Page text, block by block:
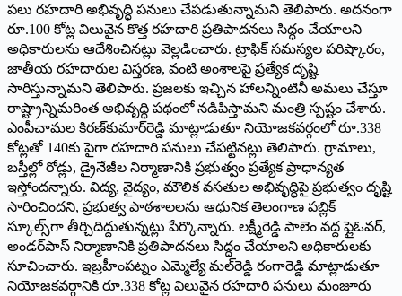
పలు రహదారి అభివృద్ధి పనులు చేపడుతున్నామని తెలిపారు. అదనంగా
రూ.100 కోట్ల విలువైన కొత్త రహదారి ప్రతిపాదనలు సిద్ధం చేయాలని
అధికారులను ఆదేశించినట్లు వెల్లడించారు. ట్రాఫిక్‌ ‌సమస్యల పరిష్కారం,
జాతీయ రహదారుల విస్తరణ, వంటి అంశాలపై ప్రత్యేక దృష్టి
సారిస్తున్నామని తెలిపారు. ప్రజలకు ఇచ్చిన హాలన్నింటినీ అమలు చేస్తూ
రాష్ట్రాన్నిమరింత అభివృద్ధి పథంలో నడిపిస్తామని మంత్రి స్పష్టం చేశారు.
ఎంపీచామల కిరణ్‌కుమార్‌రెడ్డి మాట్లాడుతూ నియోజకవర్గంలో రూ.338
కోట్లతో 140కు పైగా రహదారి పనులు చేపట్టినట్లు తెలిపారు. గ్రామాలు,
బస్తీల్లో రోడ్లు, డ్రైనేజీల నిర్మాణానికి ప్రభుత్వం ప్రత్యేక ప్రాధాన్యత
ఇస్తోందన్నారు. విద్య, వైద్యం, మౌలిక వసతుల అభివృద్ధిపై ప్రభుత్వం దృష్టి
సారించిందని, ప్రభుత్వ పాఠశాలలను ఆధునిక తెలంగాణ పబ్లిక్‌
‌స్కూల్స్‌గా తీర్చిదిద్దుతున్నట్లు పేర్కొన్నారు. లక్ష్మీరెడ్డి పాలెం వద్ద ఫ్లైఓవర్‌,
అం‌డర్‌పాస్‌ ‌నిర్మాణానికి ప్రతిపాదనలు సిద్ధం చేయాలని అధికారులకు
సూచించారు. ఇబ్రహీంపట్నం ఎమ్మెల్యే మల్‌రెడ్డి రంగారెడ్డి మాట్లాడుతూ
నియోజకవర్గానికి రూ.338 కోట్ల విలువైన రహదారి పనులు మంజూరు